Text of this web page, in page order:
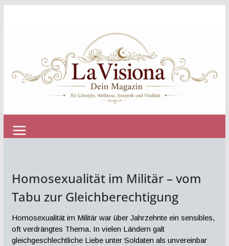
Homosexualität im Militär – vom
Tabu zur Gleichberechtigung
Homosexualität im Militär war über Jahrzehnte ein sensibles,
oft verdrängtes Thema. In vielen Ländern galt
gleichgeschlechtliche Liebe unter Soldaten als unvereinbar